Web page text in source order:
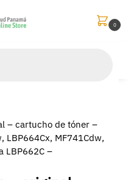
0
– cartucho de tóner –
LBP664Cx, MF741Cdw,
LBP662C –